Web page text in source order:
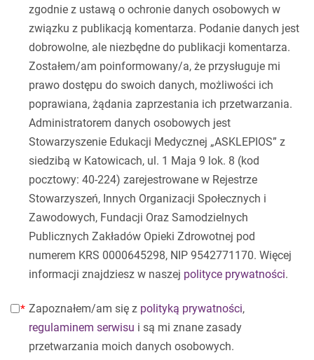
zgodnie z ustawą o ochronie danych osobowych w
związku z publikacją komentarza. Podanie danych jest
dobrowolne, ale niezbędne do publikacji komentarza.
Zostałem/am poinformowany/a, że przysługuje mi
prawo dostępu do swoich danych, możliwości ich
poprawiana, żądania zaprzestania ich przetwarzania.
Administratorem danych osobowych jest
Stowarzyszenie Edukacji Medycznej „ASKLEPIOS” z
siedzibą w Katowicach, ul. 1 Maja 9 lok. 8 (kod
pocztowy: 40-224) zarejestrowane w Rejestrze
Stowarzyszeń, Innych Organizacji Społecznych i
Zawodowych, Fundacji Oraz Samodzielnych
Publicznych Zakładów Opieki Zdrowotnej pod
numerem KRS 0000645298, NIP 9542771170. Więcej
informacji znajdziesz w naszej polityce prywatności.
Zapoznałem/am się z polityką prywatności,
regulaminem serwisu i są mi znane zasady
przetwarzania moich danych osobowych.